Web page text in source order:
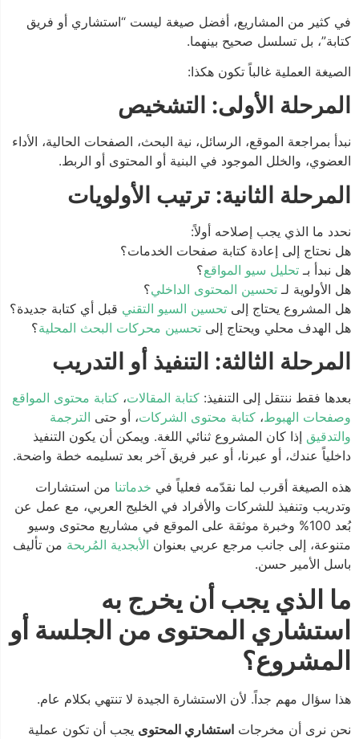
في كثير من المشاريع، أفضل صيغة ليست “استشاري أو فريق
كتابة”، بل تسلسل صحيح بينهما.
الصيغة العملية غالباً تكون هكذا:
المرحلة الأولى: التشخيص
نبدأ بمراجعة الموقع، الرسائل، نية البحث، الصفحات الحالية، الأداء
العضوي، والخلل الموجود في البنية أو المحتوى أو الربط.
المرحلة الثانية: ترتيب الأولويات
نحدد ما الذي يجب إصلاحه أولاً:
هل نحتاج إلى إعادة كتابة صفحات الخدمات؟
هل نبدأ بـ تحليل سيو المواقع؟
هل الأولوية لـ تحسين المحتوى الداخلي ؟
هل المشروع يحتاج إلى
تحسين السيو التقني قبل أي كتابة جديدة؟
هل الهدف محلي ويحتاج إلى
تحسين محركات البحث المحلية؟
المرحلة الثالثة: التنفيذ أو التدريب
بعدها فقط ننتقل إلى التنفيذ: كتابة المقالات، كتابة محتوى المواقع
وصفحات الهبوط، كتابة محتوى الشركات، أو حتى
الترجمة
والتدقيقإذا كان المشروع ثنائي اللغة. ويمكن أن يكون التنفيذ
داخلياً عندك، أو عبرنا، أو عبر فريق آخر بعد تسليمه خطة واضحة.
هذه الصيغة أقرب لما نقدّمه فعلياً في
خدماتنامن استشارات
وتدريب وتنفيذ للشركات والأفراد في الخليج العربي، مع عمل عن
بُعد 100% وخبرة موثقة على الموقع في مشاريع محتوى وسيو
متنوعة، إلى جانب مرجع عربي بعنوان الأبجدية المُربحةمن تأليف
باسل الأمير حسن.
ما الذي يجب أن يخرج به
استشاري المحتوى من الجلسة أو
المشروع؟
هذا سؤال مهم جداً. لأن الاستشارة الجيدة لا تنتهي بكلام عام.
نحن نرى أن مخرجات استشاري المحتوىيجب أن تكون عملية